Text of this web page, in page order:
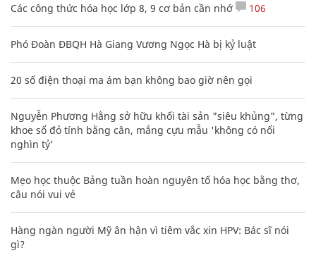
Các công thức hóa học lớp 8, 9 cơ bản cần nhớ 106
Phó Đoàn ĐBQH Hà Giang Vương Ngọc Hà bị kỷ luật
20 số điện thoại ma ám bạn không bao giờ nên gọi
Nguyễn Phương Hằng sở hữu khối tài sản "siêu khủng", từng
khoe sổ đỏ tính bằng cân, mắng cựu mẫu 'không có nổi
nghìn tỷ'
Mẹo học thuộc Bảng tuần hoàn nguyên tố hóa học bằng thơ,
câu nói vui vẻ
Hàng ngàn người Mỹ ân hận vì tiêm vắc xin HPV: Bác sĩ nói
gì?